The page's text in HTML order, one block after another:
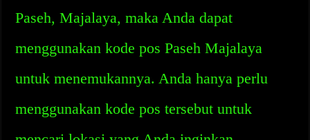
Paseh, Majalaya, maka Anda dapat
menggunakan kode pos Paseh Majalaya
untuk menemukannya. Anda hanya perlu
menggunakan kode pos tersebut untuk